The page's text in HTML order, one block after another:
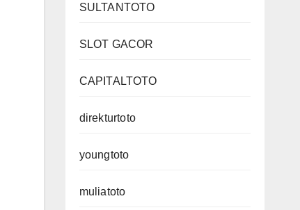
SULTANTOTO
SLOT GACOR
CAPITALTOTO
direkturtoto
youngtoto
muliatoto